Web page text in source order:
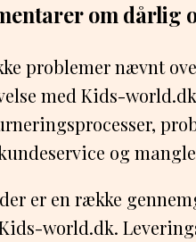
om dårlig
problemer nævnt
med Kids-
og
er en række
world.dk.